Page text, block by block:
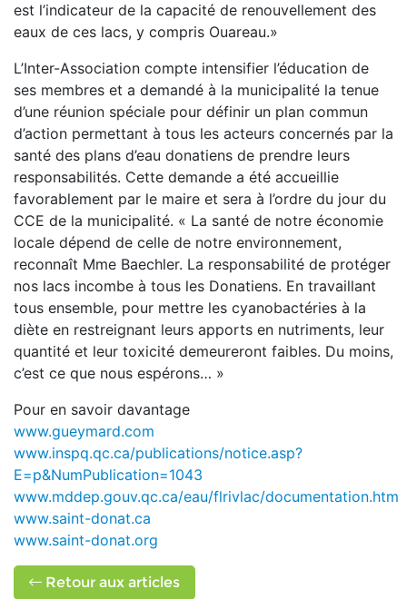
est l’indicateur de la capacité de renouvellement des
eaux de ces lacs, y compris Ouareau.»
L’Inter-Association compte intensifier l’éducation de
ses membres et a demandé à la municipalité la tenue
d’une réunion spéciale pour définir un plan commun
d’action permettant à tous les acteurs concernés par la
santé des plans d’eau donatiens de prendre leurs
responsabilités. Cette demande a été accueillie
favorablement par le maire et sera à l’ordre du jour du
CCE de la municipalité. « La santé de notre économie
locale dépend de celle de notre environnement,
reconnaît Mme Baechler. La responsabilité de protéger
nos lacs incombe à tous les Donatiens. En travaillant
tous ensemble, pour mettre les cyanobactéries à la
diète en restreignant leurs apports en nutriments, leur
quantité et leur toxicité demeureront faibles. Du moins,
c’est ce que nous espérons… »
Pour en savoir davantage
www.gueymard.com
www.inspq.qc.ca/publications/notice.asp?
E=p&NumPublication=1043
www.mddep.gouv.qc.ca/eau/flrivlac/documentation.htm
www.saint-donat.ca
www.saint-donat.org
Retour aux articles